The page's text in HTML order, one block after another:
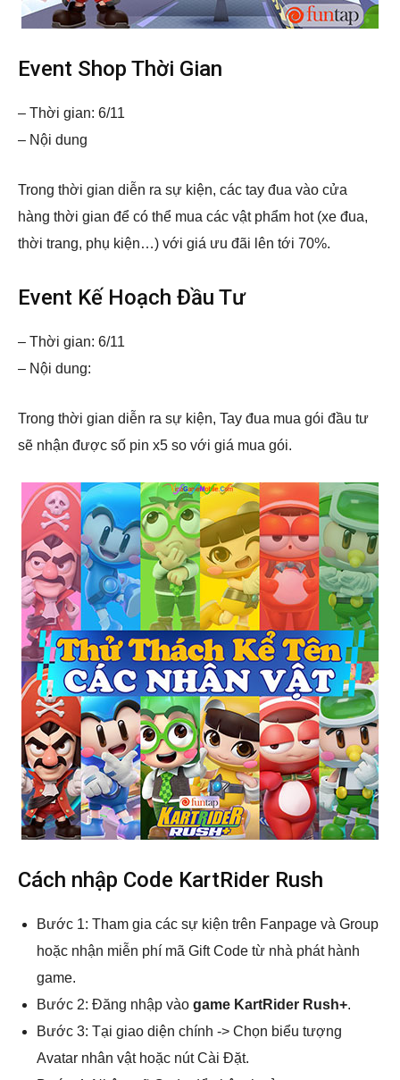
Event Shop Thời Gian
– Thời gian: 6/11
– Nội dung
Trong thời gian diễn ra sự kiện, các tay đua vào cửa
hàng thời gian để có thể mua các vật phẩm hot (xe đua,
thời trang, phụ kiện…) với giá ưu đãi lên tới 70%.
Event Kế Hoạch Đầu Tư
– Thời gian: 6/11
– Nội dung:
Trong thời gian diễn ra sự kiện, Tay đua mua gói đầu tư
sẽ nhận được số pin x5 so với giá mua gói.
Cách nhập Code KartRider Rush
Bước 1: Tham gia các sự kiện trên Fanpage và Group
hoặc nhận miễn phí mã Gift Code từ nhà phát hành
game.
Bước 2: Đăng nhập vào game KartRider Rush+.
Bước 3: Tại giao diện chính -> Chọn biểu tượng
Avatar nhân vật hoặc nút Cài Đặt.